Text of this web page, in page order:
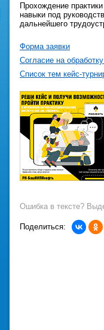
Прохождение
навыки под
дальнейшего
Форма заявки
Согласие на
Список тем кейс-
Ошибка в тексте?
Поделиться: